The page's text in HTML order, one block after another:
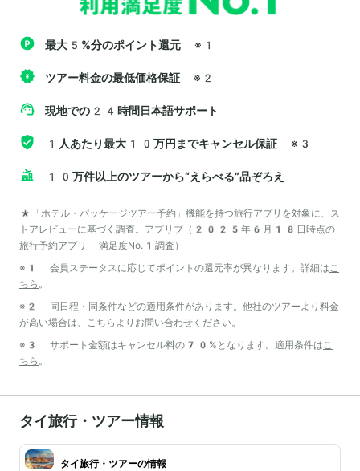
最大5%分のポイント還元 ※1
ツアー料金の最低価格保証 ※2
現地での24時間日本語サポート
1人あたり最大10万円までキャンセル保証 ※3
10万件以上のツアーから“えらべる”品ぞろえ
*「ホテル・パッケージツアー予約」機能を持つ旅行アプリを対象に、ス
トアレビューに基づく調査。アプリブ（2025年6月18日時点の
旅行予約アプリ 満足度No.1調査）
※1 会員ステータスに応じてポイントの還元率が異なります。詳細はこ
ちら 。
※2 同日程・同条件などの適用条件があります。他社のツアーより料金
が高い場合は、 こちら よりお問い合わせください。
※3 サポート金額はキャンセル料の70%となります。適用条件はこ
ちら 。
タイ旅行・ツアー情報
タイ旅行・ツアーの情報